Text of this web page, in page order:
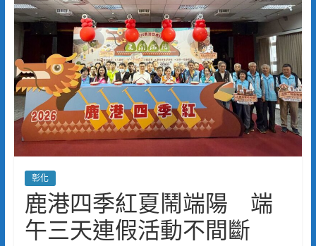
彰化
鹿港四季紅夏鬧端陽 端
午三天連假活動不間斷